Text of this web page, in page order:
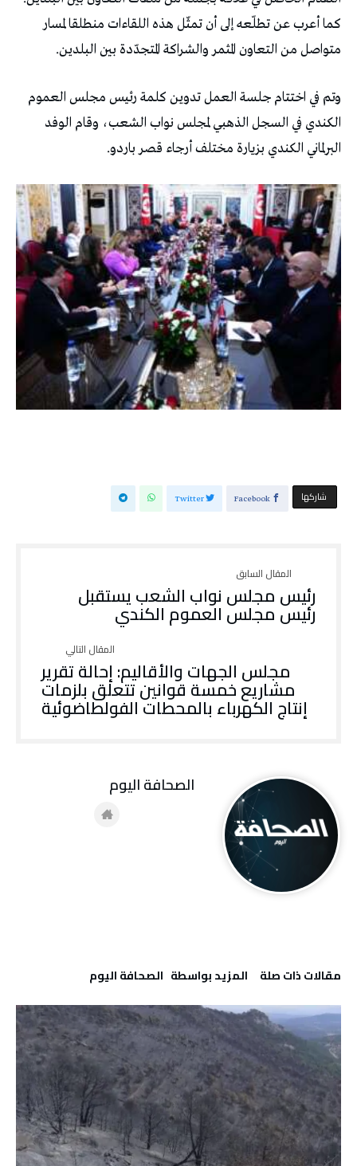
كما أعرب عن تطلّعه إلى أن تمثّل هذه اللقاءات منطلقا لمسار
متواصل من التعاون المثمر والشراكة المتجدّدة بين البلدين.
وتم في اختتام جلسة العمل تدوين كلمة رئيس مجلس العموم
الكندي في السجل الذهبي لمجلس نواب الشعب، وقام الوفد
البرلماني الكندي بزيارة مختلف أرجاء قصر باردو.
‫‫ شاركها‬ Facebook
Twitter
رئيس مجلس نواب الشعب يستقبل
رئيس مجلس العموم الكندي
مجلس الجهات والأقاليم: إحالة تقرير
مشاريع خمسة قوانين تتعلق بلزمات
إنتاج الكهرباء بالمحطات الفولطاضوئية
‫مقالات ذات صلة‬ ‫‫المزيد بواسطة‬ ‬ ‭ ‬الصحافة‭ ‬اليوم